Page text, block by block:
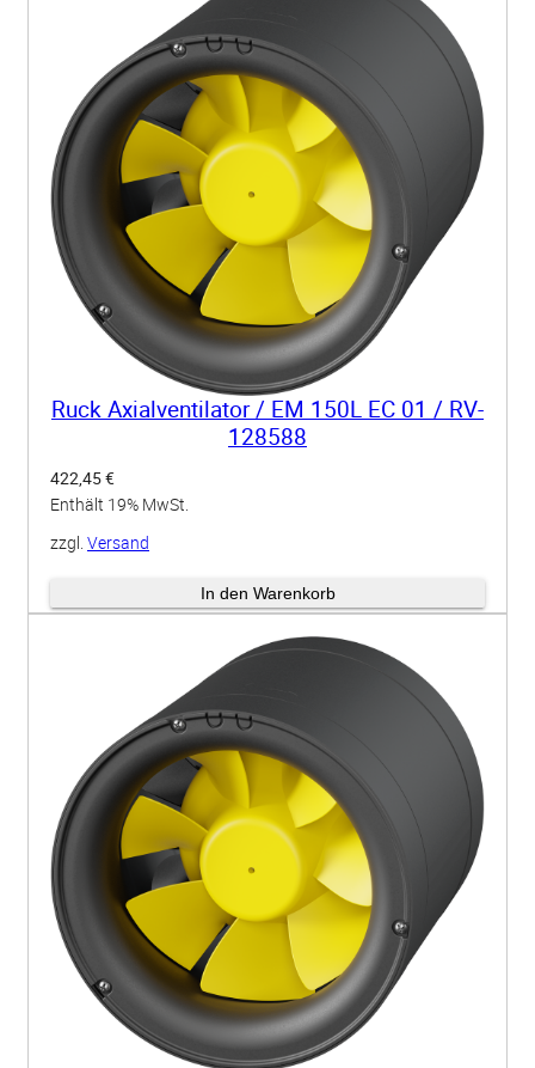
Ruck Axialventilator / EM 150L EC 01 / RV-
128588
422,45€
Enthält 19% MwSt.
zzgl. Versand
Lieferzeit: ca. 3-4 Wochen
In den Warenkorb